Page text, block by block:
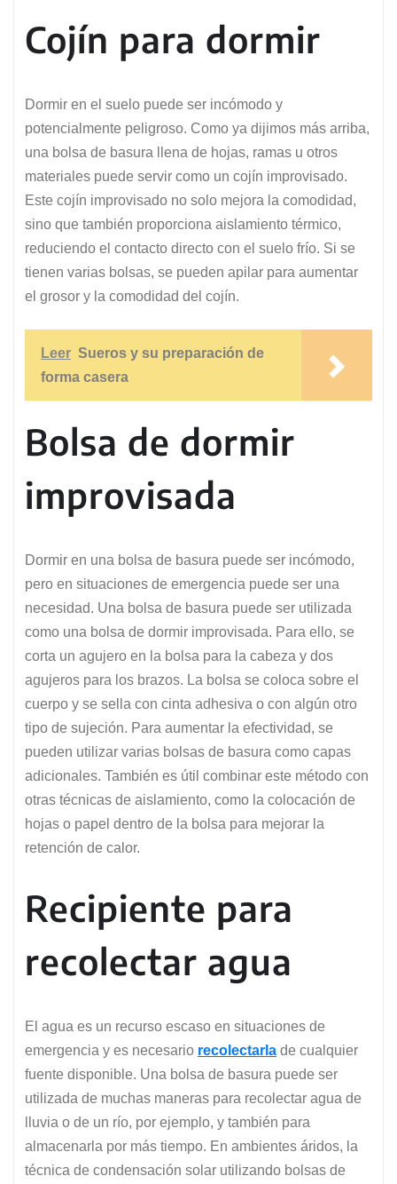
Cojín para dormir
Dormir en el suelo puede ser incómodo y
potencialmente peligroso. Como ya dijimos más arriba,
una bolsa de basura llena de hojas, ramas u otros
materiales puede servir como un cojín improvisado.
Este cojín improvisado no solo mejora la comodidad,
sino que también proporciona aislamiento térmico,
reduciendo el contacto directo con el suelo frío. Si se
tienen varias bolsas, se pueden apilar para aumentar
el grosor y la comodidad del cojín.
Leer Sueros y su preparación de
forma casera
Bolsa de dormir
improvisada
Dormir en una bolsa de basura puede ser incómodo,
pero en situaciones de emergencia puede ser una
necesidad. Una bolsa de basura puede ser utilizada
como una bolsa de dormir improvisada. Para ello, se
corta un agujero en la bolsa para la cabeza y dos
agujeros para los brazos. La bolsa se coloca sobre el
cuerpo y se sella con cinta adhesiva o con algún otro
tipo de sujeción. Para aumentar la efectividad, se
pueden utilizar varias bolsas de basura como capas
adicionales. También es útil combinar este método con
otras técnicas de aislamiento, como la colocación de
hojas o papel dentro de la bolsa para mejorar la
retención de calor.
Recipiente para
recolectar agua
El agua es un recurso escaso en situaciones de
emergencia y es necesario recolectarla de cualquier
fuente disponible. Una bolsa de basura puede ser
utilizada de muchas maneras para recolectar agua de
lluvia o de un río, por ejemplo, y también para
almacenarla por más tiempo. En ambientes áridos, la
técnica de condensación solar utilizando bolsas de